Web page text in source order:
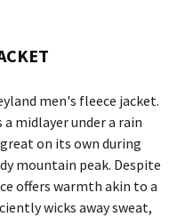
men's fleece jacket.
midlayer under a rain
on its own during
mountain peak. Despite
offers warmth akin to a
wicks away sweat,